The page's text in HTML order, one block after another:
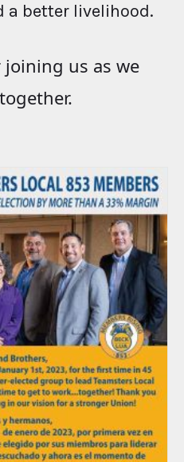
a better livelihood.
joining us as we